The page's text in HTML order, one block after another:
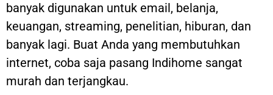
banyak digunakan untuk email, belanja,
keuangan, streaming, penelitian, hiburan, dan
banyak lagi. Buat Anda yang membutuhkan
internet, coba saja pasang Indihome sangat
murah dan terjangkau.